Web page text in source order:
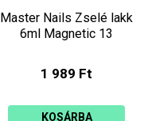
Master Nails Zselé lakk
6ml Magnetic 13
1 989 Ft
KOSÁRBA